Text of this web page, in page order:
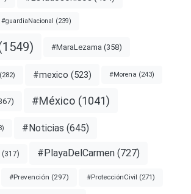
#guardiaNacional (239)
#MaraLezama (358)
(282) #mexico (523) #Morena (243)
#México (1041)
#Noticias (645)
(317) #PlayaDelCarmen (727)
#Prevención (297) #ProtecciónCivil (271)